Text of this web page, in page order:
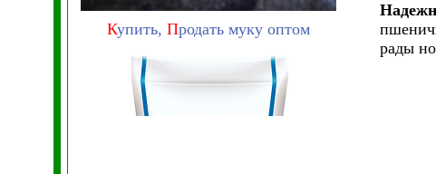
Купить, Продать муку оптом
рады